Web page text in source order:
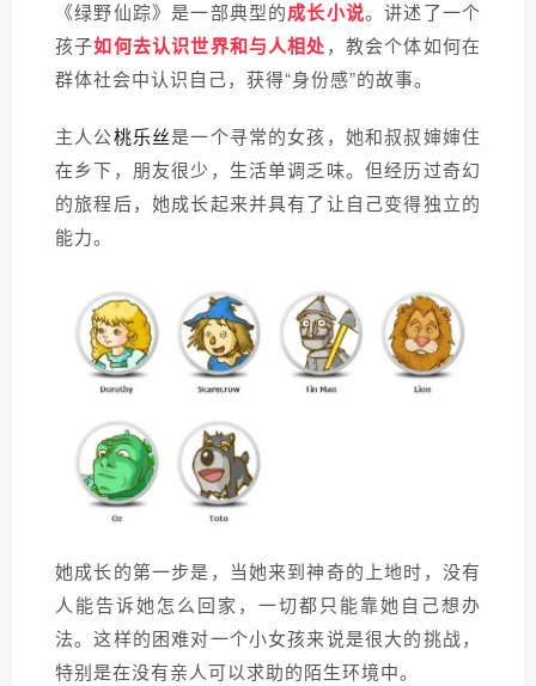
《绿野仙踪》是一部典型的成长小说。讲述了一个
孩子如何去认识世界和与人相处，教会个体如何在
群体社会中认识自己，获得“身份感”的故事。
主人公桃乐丝是一个寻常的女孩，她和叔叔婶婶住
在乡下，朋友很少，生活单调乏味。但经历过奇幻
的旅程后，她成长起来并具有了让自己变得独立的
能力。
她成长的第一步是，当她来到神奇的上地时，没有
人能告诉她怎么回家，一切都只能靠她自己想办
法。这样的困难对一个小女孩来说是很大的挑战，
特别是在没有亲人可以求助的陌生环境中。